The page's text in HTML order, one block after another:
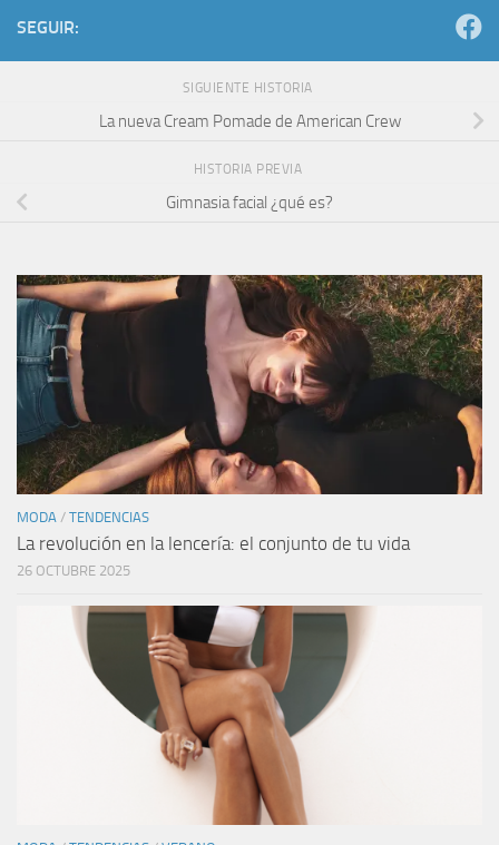
SEGUIR:
SIGUIENTE HISTORIA
La nueva Cream Pomade de American Crew
HISTORIA PREVIA
Gimnasia facial ¿qué es?
MODA / TENDENCIAS
La revolución en la lencería: el conjunto de tu vida
26 OCTUBRE 2025